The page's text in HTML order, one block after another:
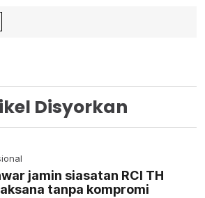
Disyorkan
jamin siasatan RCI TH
tanpa kompromi